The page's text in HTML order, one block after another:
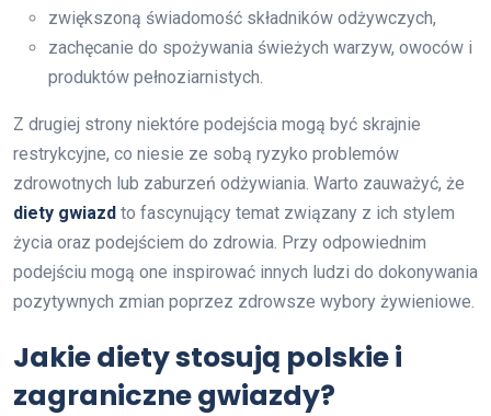
zwiększoną świadomość składników odżywczych,
zachęcanie do spożywania świeżych warzyw, owoców i
produktów pełnoziarnistych.
Z drugiej strony niektóre podejścia mogą być skrajnie
restrykcyjne, co niesie ze sobą ryzyko problemów
zdrowotnych lub zaburzeń odżywiania. Warto zauważyć, że
diety gwiazd to fascynujący temat związany z ich stylem
życia oraz podejściem do zdrowia. Przy odpowiednim
podejściu mogą one inspirować innych ludzi do dokonywania
pozytywnych zmian poprzez zdrowsze wybory żywieniowe.
Jakie diety stosują polskie i
zagraniczne gwiazdy?